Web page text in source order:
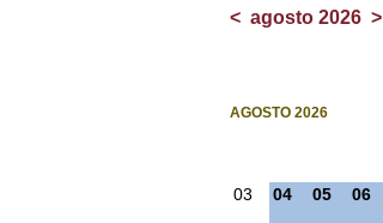
< agosto 2026 >
AGOSTO 2026
03 04 05 06